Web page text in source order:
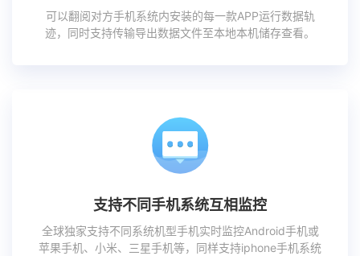
可以翻阅对方手机系统内安装的每一款APP运行数据轨
迹，同时支持传输导出数据文件至本地本机储存查看。
支持不同手机系统互相监控
全球独家支持不同系统机型手机实时监控Android手机或
苹果手机、小米、三星手机等，同样支持iphone手机系统